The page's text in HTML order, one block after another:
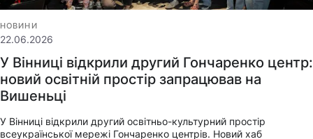
НОВИНИ
22.06.2026
У Вінниці відкрили другий Гончаренко центр:
новий освітній простір запрацював на
Вишеньці
У Вінниці відкрили другий освітньо-культурний простір
всеукраїнської мережі Гончаренко центрів. Новий хаб